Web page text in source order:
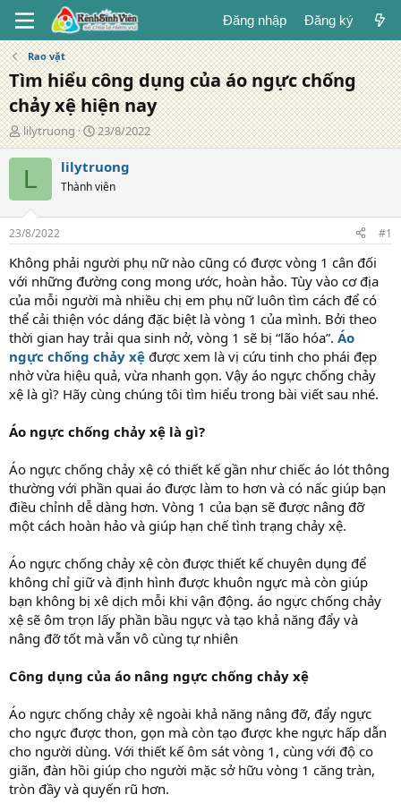
Đăng nhập Đăng ký
Rao vặt
Tìm hiểu công dụng của áo ngực chống
chảy xệ hiện nay
T
á
c
ả
lilytruong
N
g
à
y
đ
g
23/8/2022
L lilytruong
Thành viên
23/8/2022 #1
Không phải người phụ nữ nào cũng có được vòng 1 cân đối
với những đường cong mong ước, hoàn hảo. Tùy vào cơ địa
của mỗi người mà nhiều chị em phụ nữ luôn tìm cách để có
thể cải thiện vóc dáng đặc biệt là vòng 1 của mình. Bởi theo
thời gian hay trải qua sinh nở, vòng 1 sẽ bị “lão hóa”. Áo
ngực chống chảy xệ được xem là vị cứu tinh cho phái đẹp
nhờ vừa hiệu quả, vừa nhanh gọn. Vậy áo ngực chống chảy
xệ là gì? Hãy cùng chúng tôi tìm hiểu trong bài viết sau nhé.
Áo ngực chống chảy xệ là gì?
Áo ngực chống chảy xệ có thiết kế gần như chiếc áo lót thông
thường với phần quai áo được làm to hơn và có nấc giúp bạn
điều chỉnh dễ dàng hơn. Vòng 1 của bạn sẽ được nâng đỡ
một cách hoàn hảo và giúp hạn chế tình trạng chảy xệ.
Áo ngực chống chảy xệ còn được thiết kế chuyên dụng để
không chỉ giữ và định hình được khuôn ngực mà còn giúp
bạn không bị xê dịch mỗi khi vận động. áo ngực chống chảy
xệ sẽ ôm trọn lấy phần bầu ngực và tạo khả năng đẩy và
nâng đỡ tốt mà vẫn vô cùng tự nhiên
Công dụng của áo nâng ngực chống chảy xệ
Áo ngực chống chảy xệ ngoài khả năng nâng đỡ, đẩy ngực
cho ngực được thon, gọn mà còn tạo được khe ngực hấp dẫn
cho người dùng. Với thiết kế ôm sát vòng 1, cùng với độ co
giãn, đàn hồi giúp cho người mặc sở hữu vòng 1 căng tràn,
tròn đầy và quyến rũ hơn.